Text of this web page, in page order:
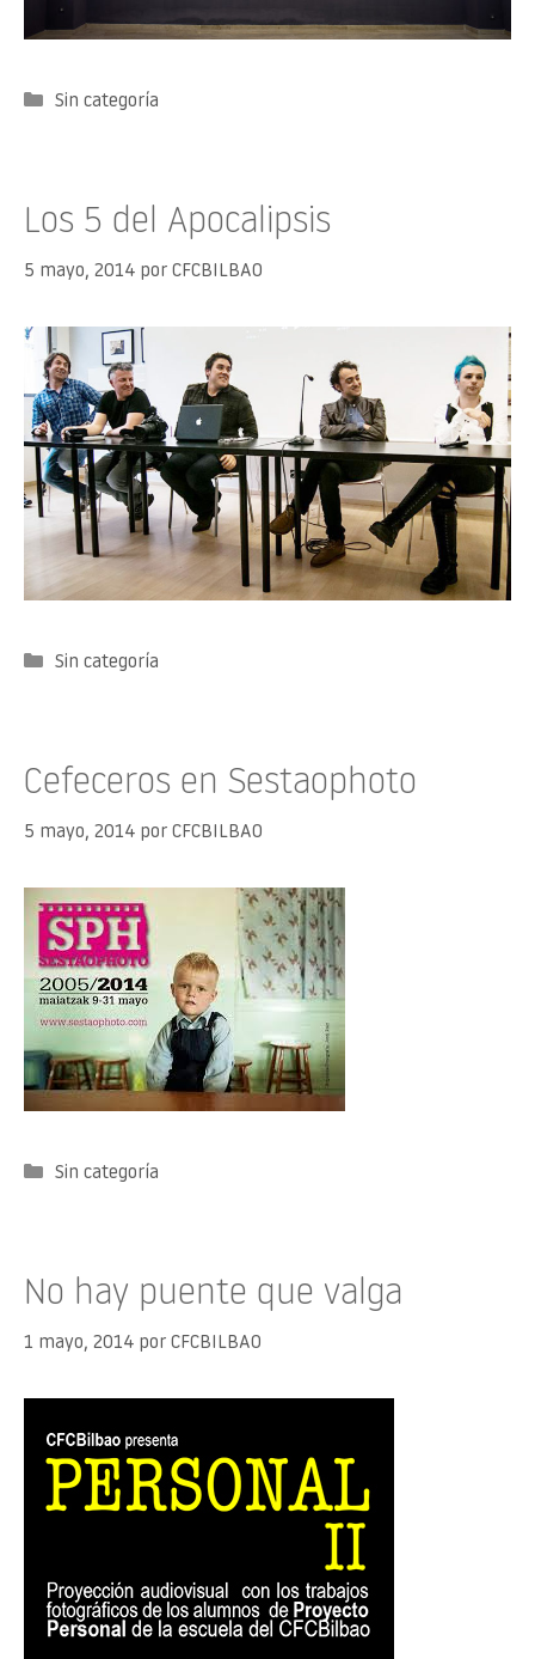
Categorías
Sin categoría
Los 5 del Apocalipsis
5 mayo, 2014 por CFCBILBAO
Categorías
Sin categoría
Cefeceros en Sestaophoto
5 mayo, 2014 por CFCBILBAO
Categorías
Sin categoría
No hay puente que valga
1 mayo, 2014 por CFCBILBAO